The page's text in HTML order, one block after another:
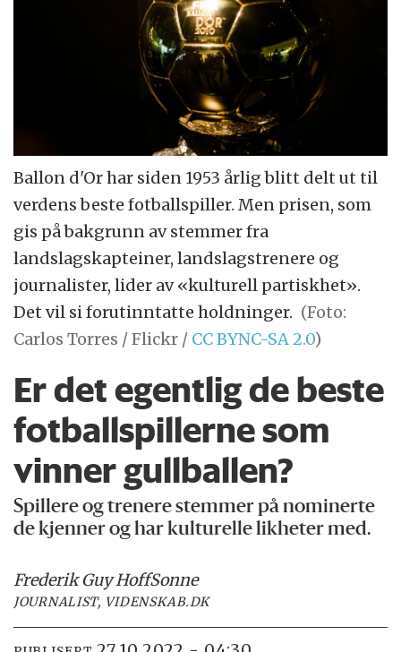
Ballon d'Or har siden 1953 årlig blitt delt ut til
verdens beste fotballspiller. Men prisen, som
gis på bakgrunn av stemmer fra
landslagskapteiner, landslagstrenere og
journalister, lider av «kulturell partiskhet».
Det vil si forutinntatte holdninger. (Foto:
Carlos Torres / Flickr / CC BYNC-SA 2.0)
Er det egentlig de beste
fotballspillerne som
vinner gullballen?
Spillere og trenere stemmer på nominerte
de kjenner og har kulturelle likheter med.
Frederik Guy HoffSonne
JOURNALIST, VIDENSKAB.DK